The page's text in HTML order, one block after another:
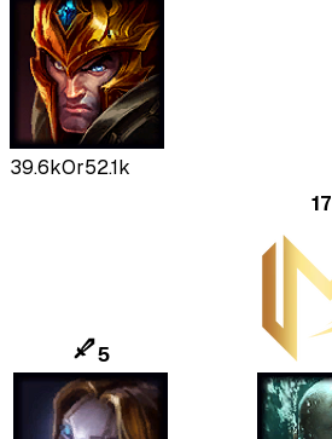
39.6kOr52.1k
5
17